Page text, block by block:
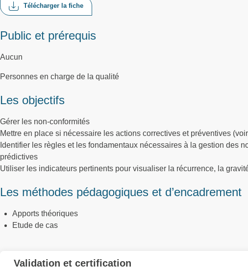
Télécharger la fiche
Public et prérequis
Aucun
Personnes en charge de la qualité
Les objectifs
Gérer les non-conformités
Mettre en place si nécessaire les actions correctives et préventives
Identifier les règles et les fondamentaux nécessaires à la gestion des
prédictives
Utiliser les indicateurs pertinents pour visualiser la récurrence, la
Les méthodes pédagogiques et d’encadrement
Apports théoriques
Etude de cas
Validation et certification